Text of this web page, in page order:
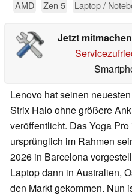
AMD Zen 5 Laptop /
Jetzt
Lenovo hat seinen
Strix Halo ohne größere
veröffentlicht. Das Yoga
ursprünglich im Rahmen
2026 in Barcelona
Laptop dann in Australien,
den Markt gekommen. Nun